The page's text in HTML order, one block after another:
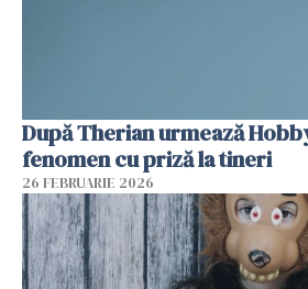
După Therian urmează
fenomen cu priză la tineri
26 FEBRUARIE 2026